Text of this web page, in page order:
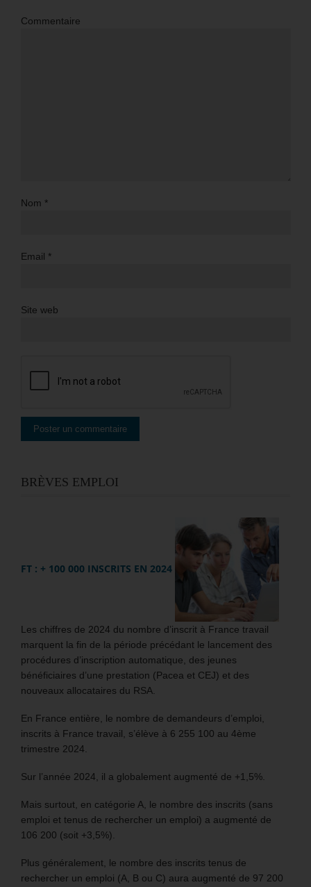
Commentaire
Nom *
Email *
Site web
BRÈVES EMPLOI
FT : + 100 000 INSCRITS EN 2024
Les chiffres de 2024 du nombre d’inscrit à France travail
marquent la fin de la période précédant le lancement des
procédures d’inscription automatique, des jeunes
bénéficiaires d’une prestation (Pacea et CEJ) et des
nouveaux allocataires du RSA.
En France entière, le nombre de demandeurs d’emploi,
inscrits à France travail, s’élève à 6 255 100 au 4ème
trimestre 2024.
Sur l’année 2024, il a globalement augmenté de +1,5%.
Mais surtout, en catégorie A, le nombre des inscrits (sans
emploi et tenus de rechercher un emploi) a augmenté de
106 200 (soit +3,5%).
Plus généralement, le nombre des inscrits tenus de
rechercher un emploi (A, B ou C) aura augmenté de 97 200